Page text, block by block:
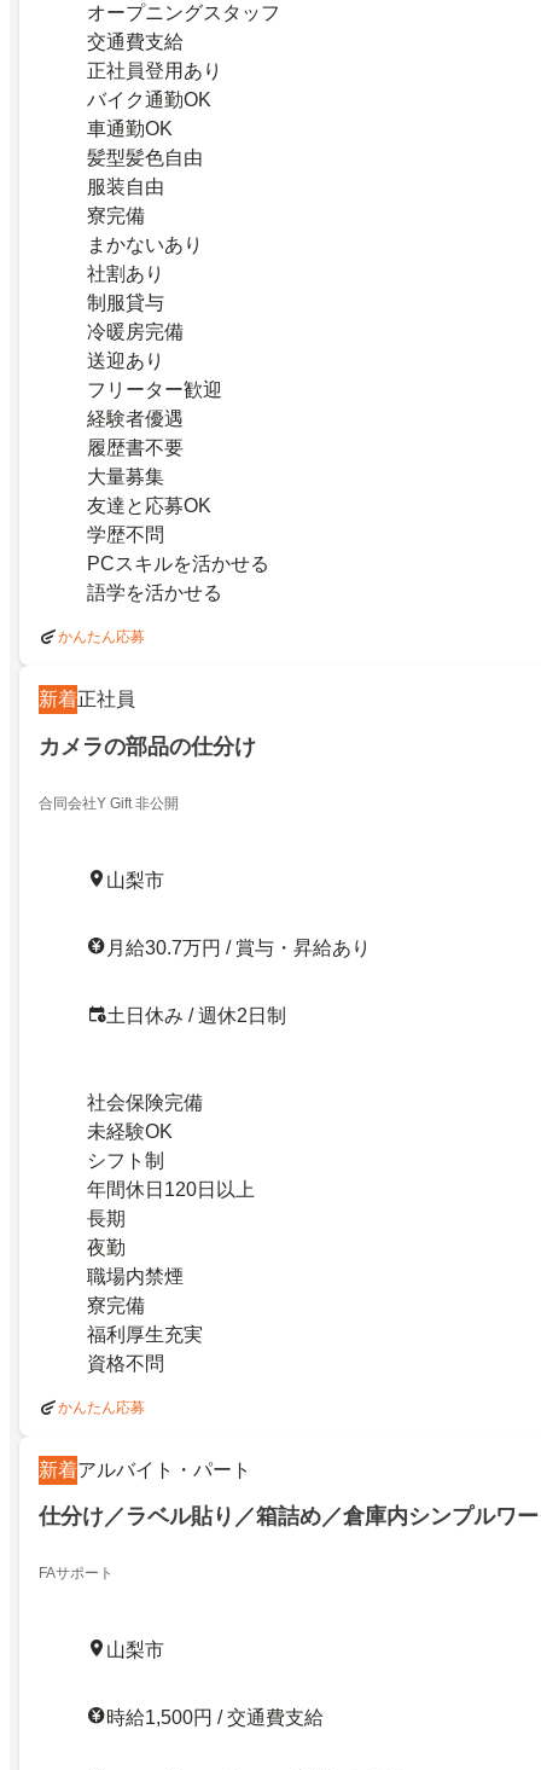
オープニングスタッフ
交通費支給
正社員登用あり
バイク通勤OK
車通勤OK
髪型髪色自由
服装自由
寮完備
まかないあり
社割あり
制服貸与
冷暖房完備
送迎あり
フリーター歓迎
経験者優遇
履歴書不要
大量募集
友達と応募OK
学歴不問
PCスキルを活かせる
語学を活かせる
かんたん応募
新着正社員
カメラの部品の仕分け
合同会社Y Gift 非公開
山梨市
月給30.7万円 / 賞与・昇給あり
土日休み / 週休2日制
社会保険完備
未経験OK
シフト制
年間休日120日以上
長期
夜勤
職場内禁煙
寮完備
福利厚生充実
資格不問
かんたん応募
新着アルバイト・パート
仕分け／ラベル貼り／箱詰め／倉庫内シンプルワ
FAサポート
山梨市
時給1,500円 / 交通費支給